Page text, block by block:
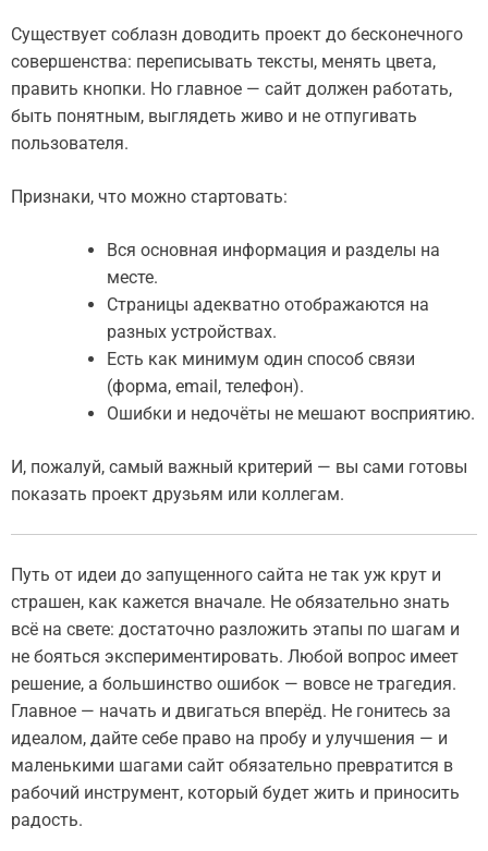
Существует соблазн доводить проект до бесконечного
совершенства: переписывать тексты, менять цвета,
править кнопки. Но главное — сайт должен работать,
быть понятным, выглядеть живо и не отпугивать
пользователя.
Признаки, что можно стартовать:
Вся основная информация и разделы на
месте.
Страницы адекватно отображаются на
разных устройствах.
Есть как минимум один способ связи
(форма, email, телефон).
Ошибки и недочёты не мешают восприятию.
И, пожалуй, самый важный критерий — вы сами готовы
показать проект друзьям или коллегам.
Путь от идеи до запущенного сайта не так уж крут и
страшен, как кажется вначале. Не обязательно знать
всё на свете: достаточно разложить этапы по шагам и
не бояться экспериментировать. Любой вопрос имеет
решение, а большинство ошибок — вовсе не трагедия.
Главное — начать и двигаться вперёд. Не гонитесь за
идеалом, дайте себе право на пробу и улучшения — и
маленькими шагами сайт обязательно превратится в
рабочий инструмент, который будет жить и приносить
радость.